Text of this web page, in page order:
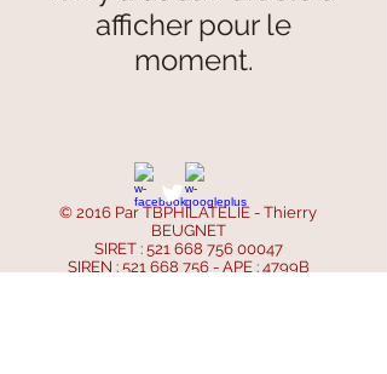
afficher pour le
moment.
© 2016 Par TBPHILATELIE - Thierry
BEUGNET
SIRET : 521 668 756 00047
SIREN : 521 668 756- APE : 4799B